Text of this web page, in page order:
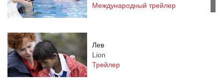
Международный трейлер
Лев
Lion
Трейлер